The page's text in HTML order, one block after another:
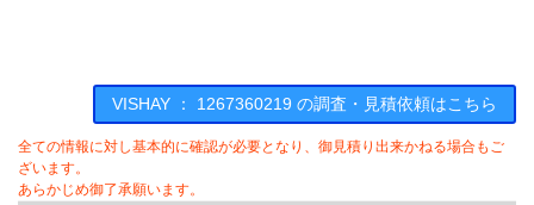
VISHAY ： 1267360219 の調査・見積依頼はこちら
全ての情報に対し基本的に確認が必要となり、御見積り出来かねる場合もご
ざいます。
あらかじめ御了承願います。